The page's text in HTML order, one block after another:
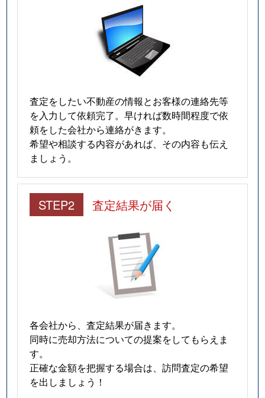
査定をしたい不動産の情報とお客様の連絡先等
を入力して依頼完了。早ければ数時間程度で依
頼をした会社から連絡がきます。
希望や相談する内容があれば、その内容も伝え
ましょう。
STEP2 査定結果が届く
各会社から、査定結果が届きます。
同時に売却方法についての提案をしてもらえま
す。
正確な金額を把握する場合は、訪問査定の希望
を出しましょう！